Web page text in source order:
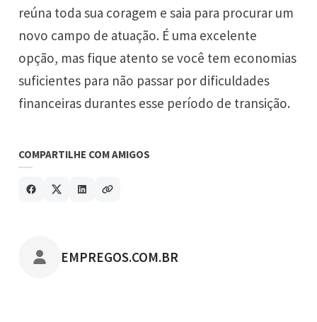
reúna toda sua coragem e saia para procurar um
novo campo de atuação. É uma excelente
opção, mas fique atento se você tem economias
suficientes para não passar por dificuldades
financeiras durantes esse período de transição.
COMPARTILHE COM AMIGOS
POSTADO POR
EMPREGOS.COM.BR